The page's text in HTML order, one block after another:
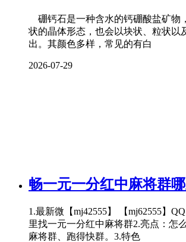
硼钙石是一种含水的钙硼酸盐矿物
状的晶体形态，也会以块状、粒状以
出。其颜色多样，常见的有白
2026-07-29
畅一元一分红中麻将群
1.最新微【mj42555】 【mj62555】
里找一元一分红中麻将群2.亮点：怎
麻将群、跑得快群。3.特色